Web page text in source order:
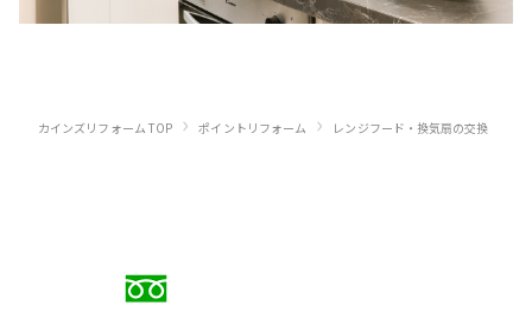
カインズリフォーム TOP › ポイントリフォーム › レンジフード・換気扇の交換・リフ